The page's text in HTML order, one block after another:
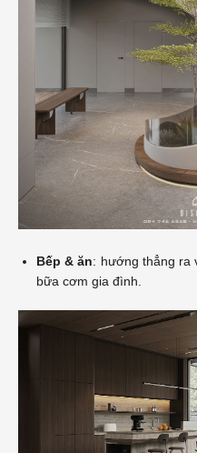
Bếp & ăn: hướng thẳng ra
bữa cơm gia đình.